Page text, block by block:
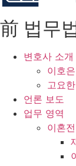
前 법무
변호사 소개
이호
고요
언론 보도
업무 영역
이혼